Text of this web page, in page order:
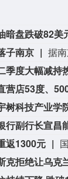
暗盘跌破82美
子南京
季度大幅减持
树科技产业学
返1300元